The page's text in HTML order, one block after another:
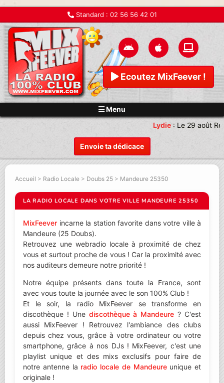
Standard : 02 56 56 42 01
Ecoutez MixFeever !
Menu
Envoie ta dédicace
Lydie: Le 29 août
Accueil > Radio Locale > Doubs 25 > Mandeure 25350
LA RADIO LOCALE DANS VOTRE VILLE MANDEURE 25350
MixFeever incarne la station favorite dans votre ville à
Mandeure (25 Doubs).
Retrouvez une webradio locale à proximité de chez
vous et surtout proche de vous ! Car la proximité avec
nos auditeurs demeure notre priorité !
Notre équipe présents dans toute la France, sont
avec vous toute la journée avec le son 100% Club !
Et le soir, la radio MixFeever se transforme en
discothèque ! Une discothèque à Mandeure ? C'est
aussi MixFeever ! Retrouvez l'ambiance des clubs
depuis chez vous, grâce à votre ordinateur ou votre
smartphone, grâce à nos DJs ! MixFeever, c'est une
playlist unique et des mixs exclusifs pour faire de
notre antenne la radio locale de Mandeureunique et
originale !